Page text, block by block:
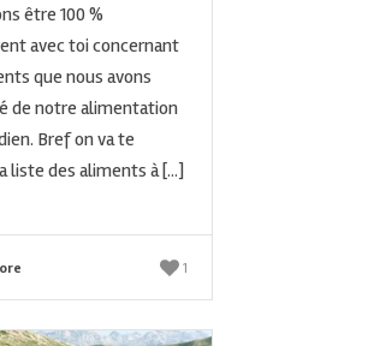
être 100 %
avec toi concernant
que nous avons
de notre alimentation
Bref on va te
liste des aliments à [...]
1